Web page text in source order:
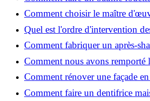
fait maison ?
Comment choisir le maître
travaux de rénovation ?
Quel est l'ordre d'intervention
rénovation ?
Comment fabriquer un après-
naturel pour cheveux ?
Comment nous avons remporté
(Ré)HABITER 2025 : les
?
Comment rénover une façade
: techniques, coûts et conseils
Comment faire un dentifrice